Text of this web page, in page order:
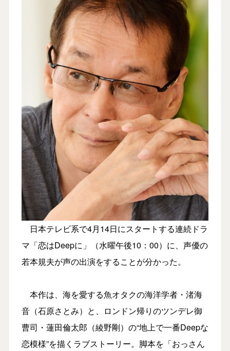
日本テレビ系で4月14日にスタートする連続ドラ
マ「恋はDeepに」（水曜午後10：00）に、声優の
若本規夫が声の出演をすることが分かった。
本作は、海を愛する魚オタクの海洋学者・渚海
音（石原さとみ）と、ロンドン帰りのツンデレ御
曹司・蓮田倫太郎（綾野剛）の“地上で一番Deepな
恋模様”を描くラブストーリー。脚本を「おっさん